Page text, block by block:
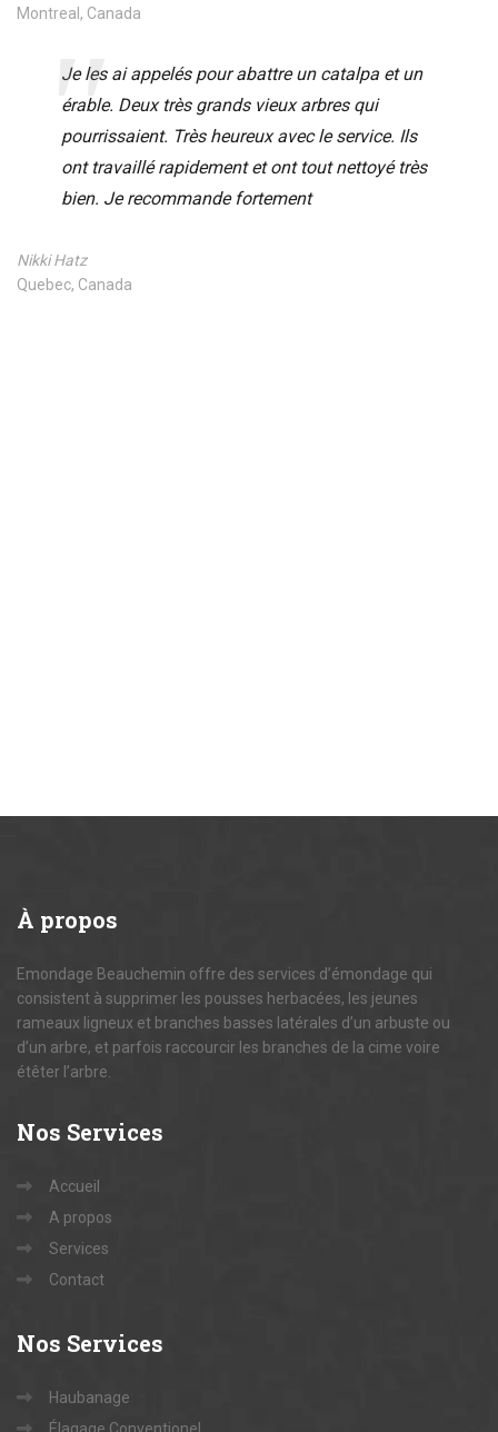
Montreal, Canada
Je les ai appelés pour abattre un catalpa et un
érable. Deux très grands vieux arbres qui
pourrissaient. Très heureux avec le service. Ils
ont travaillé rapidement et ont tout nettoyé très
bien. Je recommande fortement
Nikki Hatz
Quebec, Canada
À propos
Emondage Beauchemin offre des services d’émondage qui
consistent à supprimer les pousses herbacées, les jeunes
rameaux ligneux et branches basses latérales d’un arbuste ou
d’un arbre, et parfois raccourcir les branches de la cime voire
étêter l’arbre.
Nos Services
Accueil
A propos
Services
Contact
Nos Services
Haubanage